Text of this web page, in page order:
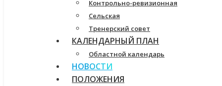
Контрольно-ревизионная
Сельская
Тренерский совет
КАЛЕНДАРНЫЙ ПЛАН
Областной календарь
НОВОСТИ
ПОЛОЖЕНИЯ